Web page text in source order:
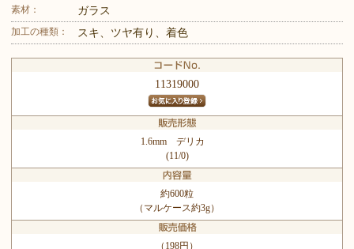
素材： ガラス
加工の種類： スキ、ツヤ有り、着色
11319000
1.6mm デリカ
(11/0)
約600粒
（マルケース約3g）
（198円）